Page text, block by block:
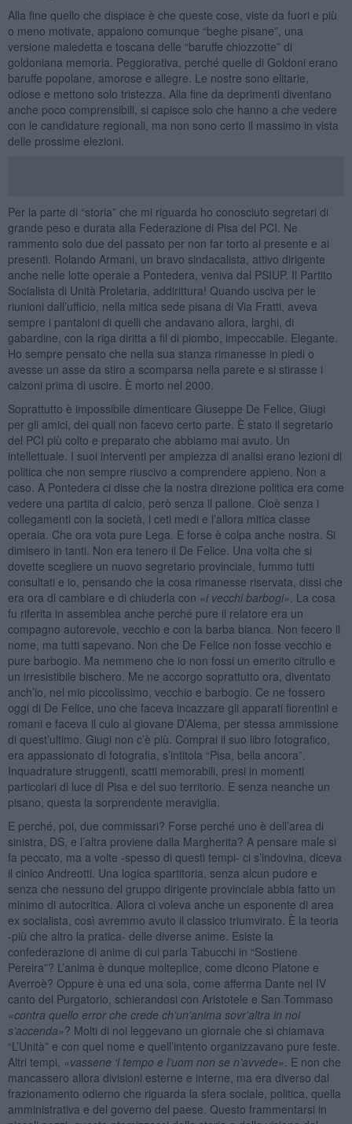
Alla fine quello che dispiace è che queste cose, viste da fuori e più
o meno motivate, appaiono comunque “beghe pisane”, una
versione maledetta e toscana delle “baruffe chiozzotte” di
goldoniana memoria. Peggiorativa, perché quelle di Goldoni erano
baruffe popolane, amorose e allegre. Le nostre sono elitarie,
odiose e mettono solo tristezza. Alla fine da deprimenti diventano
anche poco comprensibili, si capisce solo che hanno a che vedere
con le candidature regionali, ma non sono certo il massimo in vista
delle prossime elezioni.
Per la parte di “storia” che mi riguarda ho conosciuto segretari di
grande peso e durata alla Federazione di Pisa del PCI. Ne
rammento solo due del passato per non far torto al presente e ai
presenti. Rolando Armani, un bravo sindacalista, attivo dirigente
anche nelle lotte operaie a Pontedera, veniva dal PSIUP. Il Partito
Socialista di Unità Proletaria, addirittura! Quando usciva per le
riunioni dall’ufficio, nella mitica sede pisana di Via Fratti, aveva
sempre i pantaloni di quelli che andavano allora, larghi, di
gabardine, con la riga diritta a fil di piombo, impeccabile. Elegante.
Ho sempre pensato che nella sua stanza rimanesse in piedi o
avesse un asse da stiro a scomparsa nella parete e si stirasse i
calzoni prima di uscire. È morto nel 2000.
Soprattutto è impossibile dimenticare Giuseppe De Felice, Giugi
per gli amici, dei quali non facevo certo parte. È stato il segretario
del PCI più colto e preparato che abbiamo mai avuto. Un
intellettuale. I suoi interventi per ampiezza di analisi erano lezioni di
politica che non sempre riuscivo a comprendere appieno. Non a
caso. A Pontedera ci disse che la nostra direzione politica era come
vedere una partita di calcio, però senza il pallone. Cioè senza i
collegamenti con la società, i ceti medi e l’allora mitica classe
operaia. Che ora vota pure Lega. E forse è colpa anche nostra. Si
dimisero in tanti. Non era tenero il De Felice. Una volta che si
dovette scegliere un nuovo segretario provinciale, fummo tutti
consultati e io, pensando che la cosa rimanesse riservata, dissi che
era ora di cambiare e di chiuderla con «i vecchi barbogi» . La cosa
fu riferita in assemblea anche perché pure il relatore era un
compagno autorevole, vecchio e con la barba bianca. Non fecero il
nome, ma tutti sapevano. Non che De Felice non fosse vecchio e
pure barbogio. Ma nemmeno che io non fossi un emerito citrullo e
un irresistibile bischero. Me ne accorgo soprattutto ora, diventato
anch’io, nel mio piccolissimo, vecchio e barbogio. Ce ne fossero
oggi di De Felice, uno che faceva incazzare gli apparati fiorentini e
romani e faceva il culo al giovane D’Alema, per stessa ammissione
di quest’ultimo. Giugi non c’è più. Comprai il suo libro fotografico,
era appassionato di fotografia, s’intitola “Pisa, bella ancora”.
Inquadrature struggenti, scatti memorabili, presi in momenti
particolari di luce di Pisa e del suo territorio. E senza neanche un
pisano, questa la sorprendente meraviglia.
E perché, poi, due commissari? Forse perché uno è dell’area di
sinistra, DS, e l’altra proviene dalla Margherita? A pensare male si
fa peccato, ma a volte -spesso di questi tempi- ci s’indovina, diceva
il cinico Andreotti. Una logica spartitoria, senza alcun pudore e
senza che nessuno del gruppo dirigente provinciale abbia fatto un
minimo di autocritica. Allora ci voleva anche un esponente di area
ex socialista, così avremmo avuto il classico triumvirato. È la teoria
-più che altro la pratica- delle diverse anime. Esiste la
confederazione di anime di cui parla Tabucchi in “Sostiene
Pereira”? L’anima è dunque molteplice, come dicono Platone e
Averroè? Oppure è una ed una sola, come afferma Dante nel IV
canto del Purgatorio, schierandosi con Aristotele e San Tommaso
«contra quello error che crede ch’un’anima sovr’altra in noi
s’accenda»? Molti di noi leggevano un giornale che si chiamava
“L’Unità” e con quel nome e quell’intento organizzavano pure feste.
Altri tempi, «vassene ‘l tempo e l’uom non se n’avvede» . E non che
mancassero allora divisioni esterne e interne, ma era diverso dal
frazionamento odierno che riguarda la sfera sociale, politica, quella
amministrativa e del governo del paese. Questo frammentarsi in